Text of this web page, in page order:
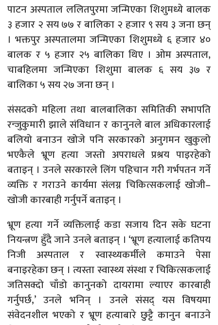
पाटन अस्पताल ललितपुरमा जन्मिएका शिशुमध्ये बालक
३ हजार २ सय ७७ र बालिका २ हजार ९ सय ३ जना छन्
। भक्तपुर अस्पतालमा जन्मिएका शिशुमध्ये ६ हजार ४०
बालक र ५ हजार २५ बालिका थिए । ओम अस्पताल,
चाबहिलमा जन्मिएका शिशुमा बालक ६ सय ३७ र
बालिका ५ सय २७ जना छन् ।
संसदको महिला तथा बालबालिका समितिकी सभापति
रन्जुकुमारी झाले संविधान र कानुनले बाल अधिकारलाई
बलियो बनाउन खोजे पनि सरकारको अनुगमन खुकुलो
भएकैले भ्रूण हत्या जस्तो अपराधले प्रश्रय पाइरहेको
बताइन् । उनले सरकारले लिंग पहिचान गरी गर्भपतन गर्ने
व्यक्ति र गराउने कार्यमा संलग्न चिकित्सकलाई खोजी–
खोजी कारबाही गर्नुपर्ने बताइन् ।
भ्रूण हत्या गर्ने व्यक्तिलाई कडा सजाय दिन सके घटना
नियन्त्रण हुँदै जाने उनले बताइन् । ‘भ्रूण हत्यालाई कतिपय
निजी अस्पताल र स्वास्थ्यकर्मीले कमाउने पेसा
बनाइरहेका छन् । त्यस्ता स्वास्थ्य संस्था र चिकित्सकलाई
जतिसक्दो चाँडो कानुनको दायरामा ल्याएर कारबाही
गर्नुपर्छ,’ उनले भनिन् । उनले संसद् यस विषयमा
संवेदनशील भएको र भ्रूण हत्याबारे छुट्टै कानुन बनाउने